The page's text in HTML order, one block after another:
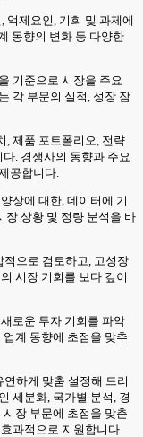
억제요인, 기회 및 과제에
동향의 변화 등 다양한
기준으로 시장을 주요
각 부문의 실적, 성장 잠
, 제품 포트폴리오, 전략
. 경쟁사의 동향과 주요
공합니다.
상에 대한, 데이터에 기
장 상황 및 정량 분석을 바
으로 검토하고, 고성장
시장 기회를 보다 깊이
로운 투자 기회를 파악
계 동향에 초점을 맞추
하게 맞춤 설정해 드리
세분화, 국가별 분석, 경
장 부문에 초점을 맞춘
과적으로 지원합니다.